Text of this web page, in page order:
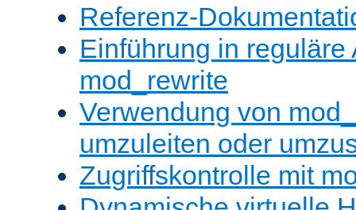
Referenz-
Einführung in reguläre
mod_rewrite
Verwendung von
umzuleiten oder
Zugriffskontrolle mit